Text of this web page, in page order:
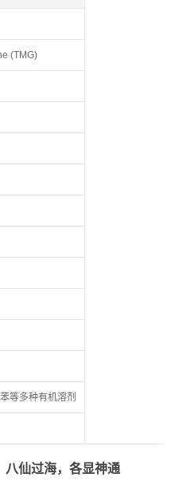
(TMG)
等多种有机溶剂
八仙过海，各显神通